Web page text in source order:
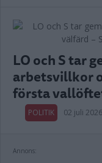
LO och S tar
arbetsvillkor
första
POLITIK 02 juli
Annons: